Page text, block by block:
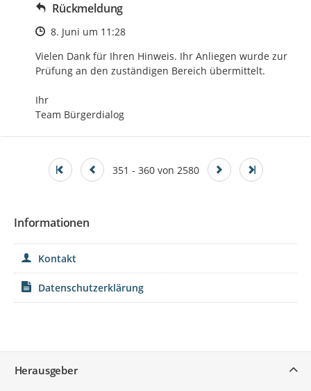
Rückmeldung
Zeitpunkt des Erstellens
8. Juni um 11:28
Vielen Dank für Ihren Hinweis. Ihr Anliegen wurde zur
Prüfung an den zuständigen Bereich übermittelt.
Ihr
Team Bürgerdialog
351 - 360 von 2580
Informationen
Kontakt
Datenschutzerklärung
Herausgeber